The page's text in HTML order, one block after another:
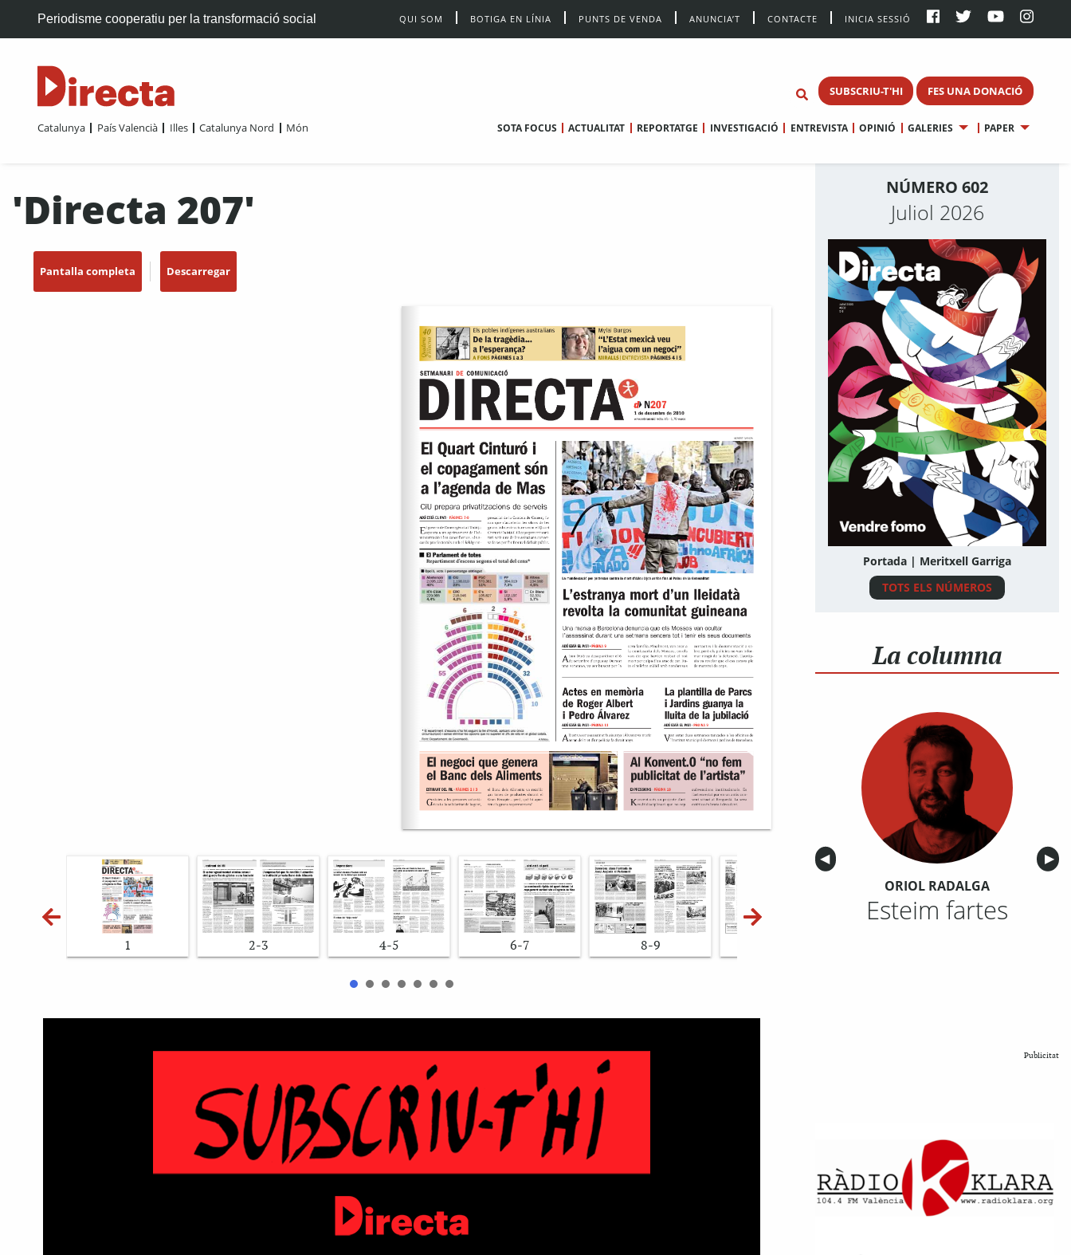
Periodisme cooperatiu per la transformació social QUI SOM BOTIGA EN LÍNIA PUNTS DE VENDA ANUNCIA’T CONTACTE INICIA SESSIÓ
SUBSCRIU-T'HI FES UNA DONACIÓ
Catalunya País Valencià Illes Catalunya Nord Món SOTA FOCUS ACTUALITAT REPORTATGE INVESTIGACIÓ ENTREVISTA OPINIÓ GALERIES PAPER
'Directa 207'
Pantalla completa Descarregar
1 2-3 4-5 6-7 8-9
NÚMERO 602
Juliol 2026
Portada | Meritxell Garriga
TOTS ELS NÚMEROS
La columna
Anterior
◀︎ ▶︎
ORIOL RADALGA
Esteim fartes
Publicitat